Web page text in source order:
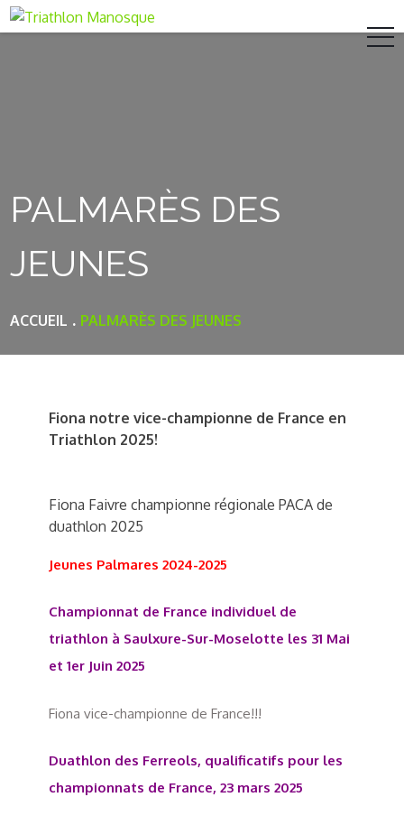
Skip
to
PALMARÈS DES
JEUNES
ACCUEIL PALMARÈS DES JEUNES
Fiona notre vice-championne de France en
Triathlon 2025!
Fiona Faivre championne régionale PACA de
duathlon 2025
Jeunes Palmares 2024-2025
Championnat de France individuel de
triathlon à Saulxure-Sur-Moselotte les 31 Mai
et 1er Juin 2025
Fiona vice-championne de France!!!
Duathlon des Ferreols, qualificatifs pour les
championnats de France, 23 mars 2025